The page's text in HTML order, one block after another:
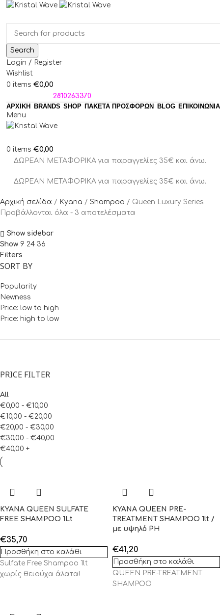
Search
Login / Register
Wishlist
0 items €0,00
2810263370
ΑΡΧΙΚΗ
BRANDS SHOP ΠΑΚΈΤΑ ΠΡΟΣΦΟΡΏΝ BLOG ΕΠΙΚΟΙΝΩΝΙΑ
Menu
0 items €0,00
ΔΩΡΕΑΝ ΜΕΤΑΦΟΡΙΚΑ για παραγγελίες 35€ και άνω.
ΔΩΡΕΑΝ ΜΕΤΑΦΟΡΙΚΑ για παραγγελίες 35€ και άνω.
Αρχική σελίδα Kyana Shampoo
Queen Luxury Series
Προβάλλονται όλα - 3 αποτελέσματα
Show sidebar
Show 9 24 36
Filters
SORT BY
Popularity
Newness
Price: low to high
Price: high to low
PRICE FILTER
All
€0,00 - €10,00
€10,00 - €20,00
€20,00 - €30,00
€30,00 - €40,00
€40,00 +
KYANA QUEEN SULFATE
FREE SHAMPOO 1Lt
€35,70
Προσθήκη στο καλάθι
Sulfate Free Shampoo 1lt
χωρίς θειούχα άλατα!
KYANA QUEEN PRE-
TREATMENT SHAMPOO 1lt /
με υψηλό PH
€41,20
Προσθήκη στο καλάθι
QUEEN PRE-TREATMENT
SHAMPOO